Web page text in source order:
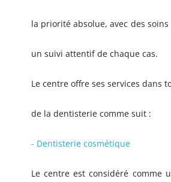
la priorité absolue, avec des
un suivi attentif de chaque cas.
Le centre offre ses services dans
de la dentisterie comme suit :
- Dentisterie cosmétique
Le centre est considéré comme